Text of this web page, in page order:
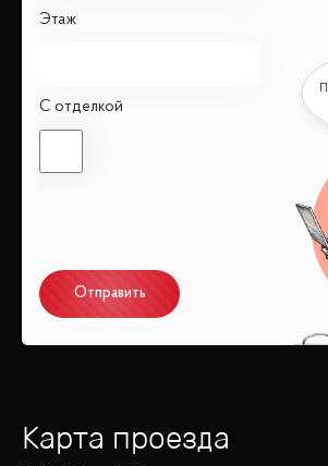
Этаж
С отделкой
Отправить
Карта проезда